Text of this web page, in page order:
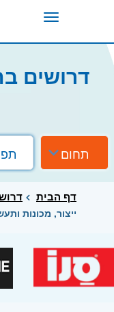
Toggle
דרושים
תחום
דף הבית
ייצור, מכונות